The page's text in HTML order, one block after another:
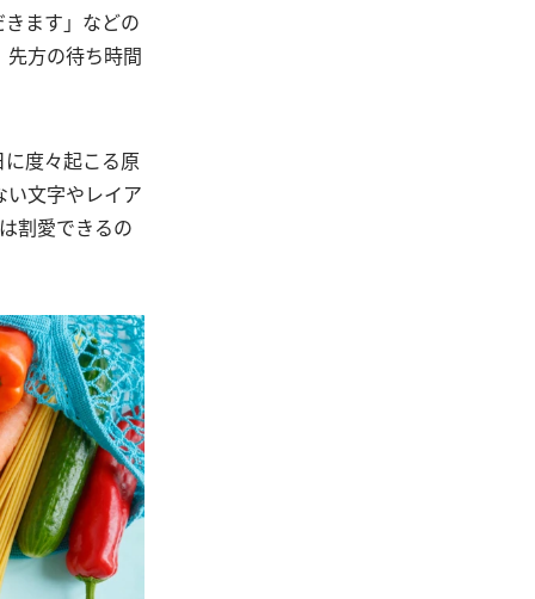
ます」などの
方の待ち時間
度々起こる原
文字やレイア
割愛できるの